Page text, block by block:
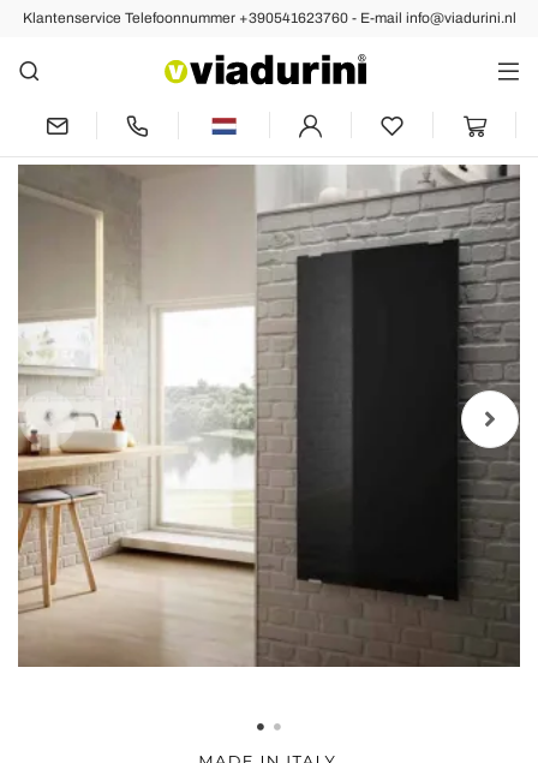
Klantenservice Telefoonnummer +390541623760 - E-mail info@viadurini.nl
Vorige Volgende
Elektrische radiatoren in modern
design Star zwart glas, gemaakt in Italië